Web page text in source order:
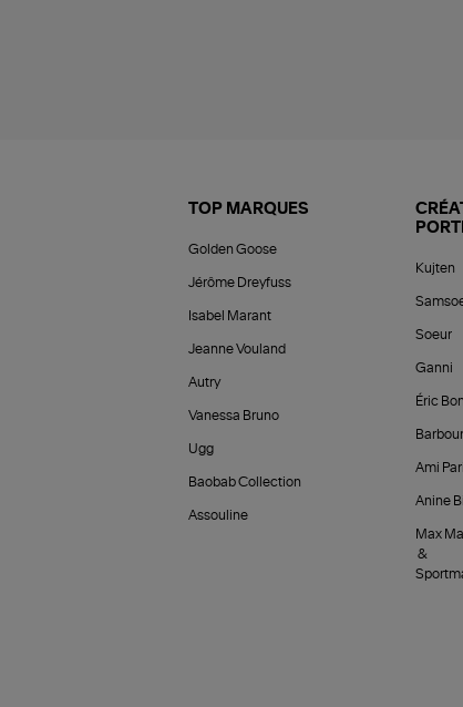
TOP MARQUES
Golden Goose
Jérôme Dreyfuss
Isabel Marant
Jeanne Vouland
Autry
Vanessa Bruno
Ugg
Baobab Collection
Assouline
Kujten
Soeur
Ganni
Éric
Barbour
Ami
Anine
Max
&